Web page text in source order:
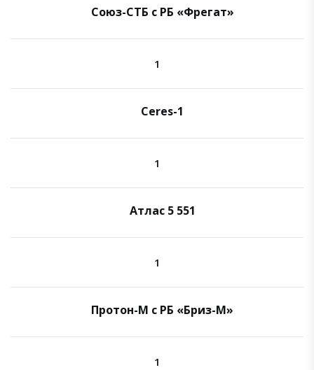
Союз-СТБ с РБ «Фрегат»
1
Ceres-1
1
Атлас 5 551
1
Протон-М с РБ «Бриз-М»
1